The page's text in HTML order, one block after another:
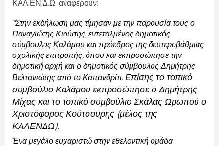
ΚΑΛ.ΕΝ.Δ.Ω. αναφέρουν:
"Στην εκδήλωση μας τίμησαν με την παρουσία τους ο
Παναγιώτης Κιούσης, εντεταλμένος δημοτικός
σύμβουλος Καλάμου και πρόεδρος της δευτεροβάθμιας
σχολικής επιτροπής, όπου και εκπροσώπησε την
δημοτική αρχή και ο δημοτικός σύμβουλος Δημήτρης
Βελτανιώτης από το Καπανδρίτι. Επίσης το τοπικό
συμβούλιο Καλάμου εκπροσώπησε ο Δημήτρης
Μίχας και το τοπικό συμβούλιο Σκάλας Ωρωπού ο
Χριστόφορος Κούτσουρης (μέλος της
ΚΑΛΕΝΔΩ).
Ένα μεγάλο ευχαριστώ στην εθελοντική ομάδα